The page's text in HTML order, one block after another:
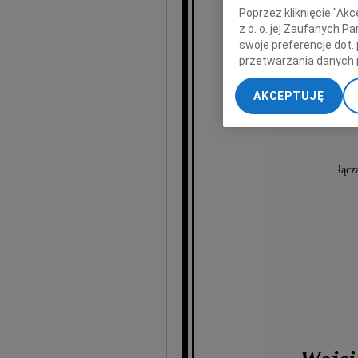
Poprzez kliknięcie
z o. o. jej Zaufanych
swoje preferencje dot.
przetwarzania danych
„Ustawienia
My, nasi Zaufani
dokładnych danych
Przechowywanie
AKCEPTUJĘ